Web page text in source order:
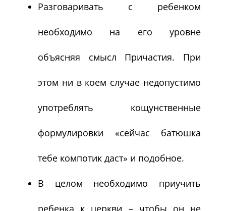
Разговаривать с ребенком
необходимо на его уровне
объясняя смысл Причастия. При
этом ни в коем случае недопустимо
употреблять кощунственные
формулировки «сейчас батюшка
тебе компотик даст» и подобное.
В целом необходимо приучить
ребенка к церкви – чтобы он не